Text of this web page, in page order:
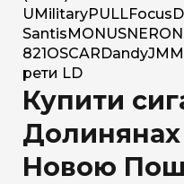
U MilitaryPULLFocus
Santis MONUSNERO
821 OSCAR DandyJM
рети LD
Купити
Новою